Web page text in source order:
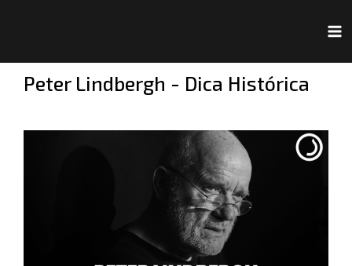
conteúdoPeter Lindbergh - Dica Histórica